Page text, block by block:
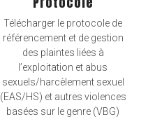
Télécharger le protocole de
référencement et de gestion
des plaintes liées à
l’exploitation et abus
sexuels/harcèlement sexuel
(EAS/HS) et autres violences
basées sur le genre (VBG)